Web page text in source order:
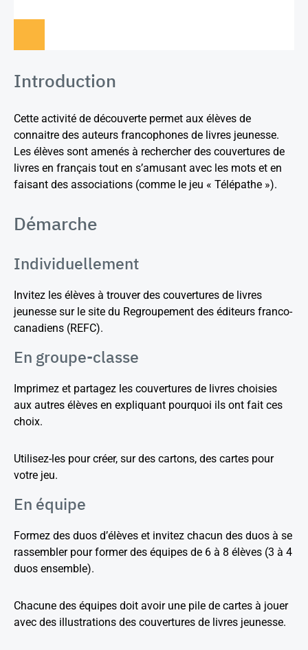
Introduction
Cette activité de découverte permet aux élèves de
connaitre des auteurs francophones de livres jeunesse.
Les élèves sont amenés à rechercher des couvertures de
livres en français tout en s’amusant avec les mots et en
faisant des associations (comme le jeu « Télépathe »).
Démarche
Individuellement
Invitez les élèves à trouver des couvertures de livres
jeunesse sur le site du Regroupement des éditeurs franco-
canadiens (REFC).
En groupe-classe
Imprimez et partagez les couvertures de livres choisies
aux autres élèves en expliquant pourquoi ils ont fait ces
choix.
Utilisez-les pour créer, sur des cartons, des cartes pour
votre jeu.
En équipe
Formez des duos d’élèves et invitez chacun des duos à se
rassembler pour former des équipes de 6 à 8 élèves (3 à 4
duos ensemble).
Chacune des équipes doit avoir une pile de cartes à jouer
avec des illustrations des couvertures de livres jeunesse.